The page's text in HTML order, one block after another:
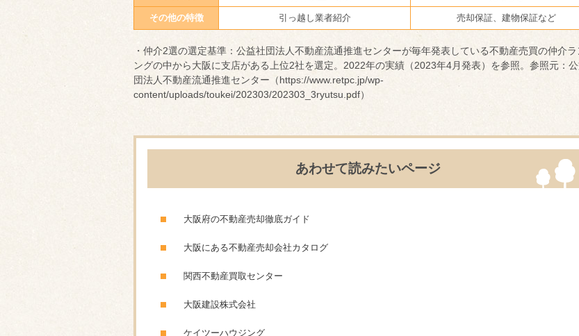
その他の特徴 引っ越し業者紹介 売却保証、建物保証など
・仲介2選の選定基準：公益社団法人不動産流通推進センターが毎年発表している不動産売買の仲介ラ
ングの中から大阪に支店がある上位2社を選定。2022年の実績（2023年4月発表）を参照。参照元：
団法人不動産流通推進センター（https://www.retpc.jp/wp-
content/uploads/toukei/202303/202303_3ryutsu.pdf）
あわせて読みたいページ
大阪府の不動産売却徹底ガイド
大阪にある不動産売却会社カタログ
関西不動産買取センター
大阪建設株式会社
ケイツーハウジング